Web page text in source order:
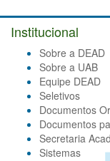
Institucional
Sobre a DEAD
Sobre a UAB
Equipe DEAD
Seletivos
Documentos
Documentos
Secretaria
Sistemas